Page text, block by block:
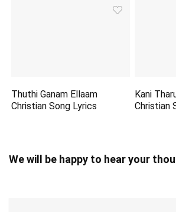
Thuthi Ganam Ellaam
Christian Song Lyrics
Kani
Christian
We will be happy to hear your